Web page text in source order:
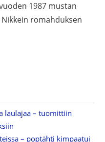
1987 mustan
romahduksen
laulajaa – tuomittiin
– poptähti kimpaatui